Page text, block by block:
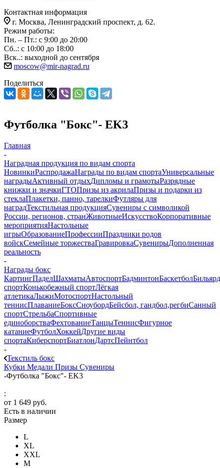
Контактная информация
г. Москва, Ленинградский проспект, д. 62.
Режим работы:
Пн. – Пт.: с 9:00 до 20:00
Сб..: с 10:00 до 18:00
Вск..: выходной до сентября
moscow@mir-nagrad.ru
Поделиться
Футболка "Бокс"- EK3
Главная
-
Наградная продукция по видам спорта
НовинкиРаспродажаНаграды по видам спортаУниверсальные
наградыАктивный отдыхДипломы и грамотыРазрядные
книжки и значкиГТОПризы из акрилаПризы и подарки из
стеклаПлакетки, панно, тарелкиФутляры для
наградТекстильная продукцияСувениры с символикой
России, регионов, странЖивотныеИскусствоКорпоративные
мероприятияНастольные
игрыОбразованиеПрофессииПраздники родов
войскСемейные торжестваГравировкаСувенирыДополненная
реальность
-
Награды бокс
КартингПаделШахматыАвтоспортБадминтонБаскетболБильярд
спортКонькобежный спортЛёгкая
атлетикаЛыжиМотоспортНастольный
теннисПлаваниеБоксСноубордБейсбол, гандбол,регбиСанный
спортСтрельбаСпортивные
единоборстваФехтованиеТанцыТеннисФигурное
катаниеФутболХоккейДругие виды
спортаКиберспортБиатлонДартсПейнтбол
-
Текстиль бокс
Кубки Медали Призы Сувениры
-Футболка "Бокс"- EK3
:
от 1 649 руб.
Есть в наличии
Размер
L
XL
XXL
М